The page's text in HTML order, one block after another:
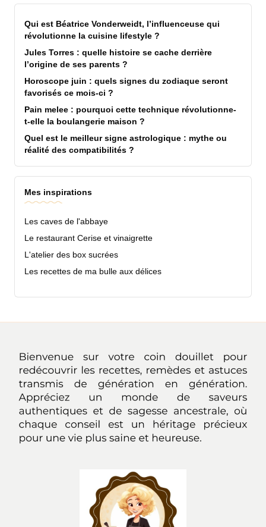
Qui est Béatrice Vonderweidt, l’influenceuse qui
révolutionne la cuisine lifestyle ?
Jules Torres : quelle histoire se cache derrière
l’origine de ses parents ?
Horoscope juin : quels signes du zodiaque seront
favorisés ce mois-ci ?
Pain melee : pourquoi cette technique révolutionne-
t-elle la boulangerie maison ?
Quel est le meilleur signe astrologique : mythe ou
réalité des compatibilités ?
Mes inspirations
Les caves de l'abbaye
Le restaurant Cerise et vinaigrette
L'atelier des box sucrées
Les recettes de ma bulle aux délices